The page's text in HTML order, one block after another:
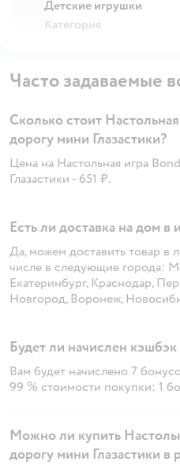
Детские игрушки
Категория
Часто задаваемые
Сколько стоит
дорогу мини Глазастики?
Цена на Настольная игра
Глазастики - 651 ₽.
Есть ли доставка на дом в
Да, можем доставить товар в
числе в следующие города:
Екатеринбург, Краснодар,
Новгород, Воронеж,
Будет ли начислен кэшбэк
Вам будет начислено 7
99 % стоимости покупки: 1
Можно ли купить
дорогу мини Глазастики в